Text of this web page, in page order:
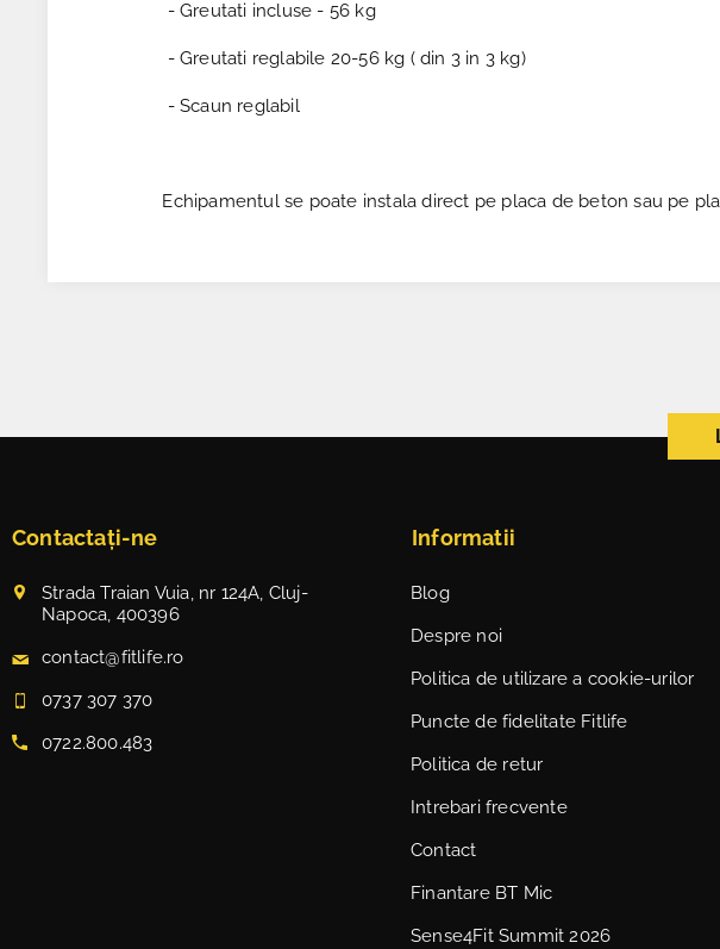
- Greutati incluse - 56 kg
- Greutati reglabile 20-56 kg ( din 3 in 3 kg)
- Scaun reglabil
Echipamentul se poate instala direct pe placa de beton sau pe
Contactați-ne
Strada Traian Vuia, nr 124A, Cluj-
Napoca, 400396
contact@fitlife.ro
0737 307 370
0722.800.483
Informatii
Blog
Despre noi
Politica de utilizare a cookie-urilor
Puncte de fidelitate Fitlife
Politica de retur
Intrebari frecvente
Contact
Finantare BT Mic
Sense4Fit Summit 2026